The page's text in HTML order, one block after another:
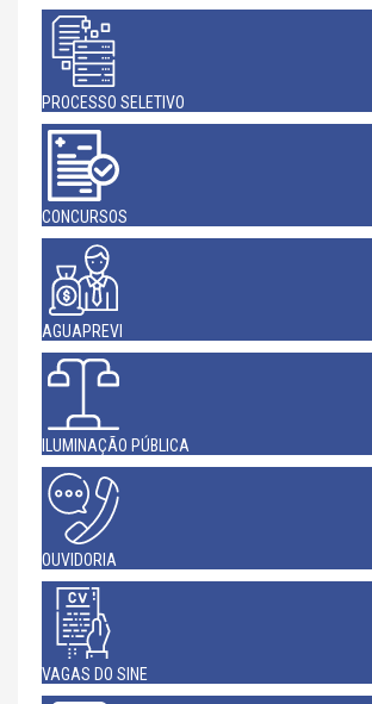
PROCESSO SELETIVO
CONCURSOS
AGUAPREVI
ILUMINAÇÃO PÚBLICA
OUVIDORIA
VAGAS DO SINE